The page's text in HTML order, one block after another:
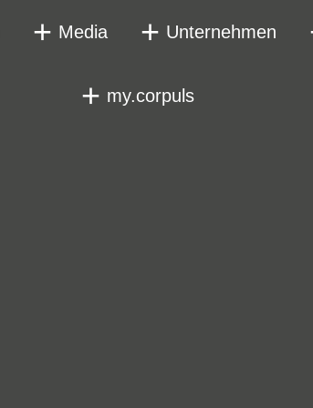
Media Unternehmen
my.corpuls